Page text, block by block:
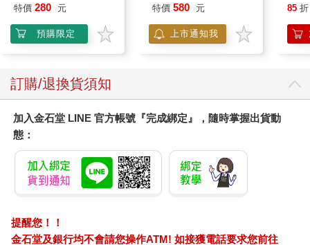
特價 280 元
預購限定
特價 580 元
上市通知我
85 折
訂購/退換貨須知
加入金石堂 LINE 官方帳號『完成綁定』，隨時掌握出貨動
態：
提醒您！！
金石堂及銀行均不會請您操作ATM! 如接獲電話要求您前往